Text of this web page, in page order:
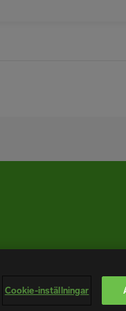
Cookie-inställningar